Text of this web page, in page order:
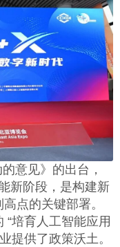
的意见》的出台，
新阶段，是构建新
点的关键部署。
“培育人工智能应用
提供了政策沃土。